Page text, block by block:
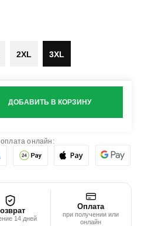
2XL 3XL
ДОБАВИТЬ В КОРЗИНУ
онлайн:
14 дней
Оплата
при получении или
онлайн